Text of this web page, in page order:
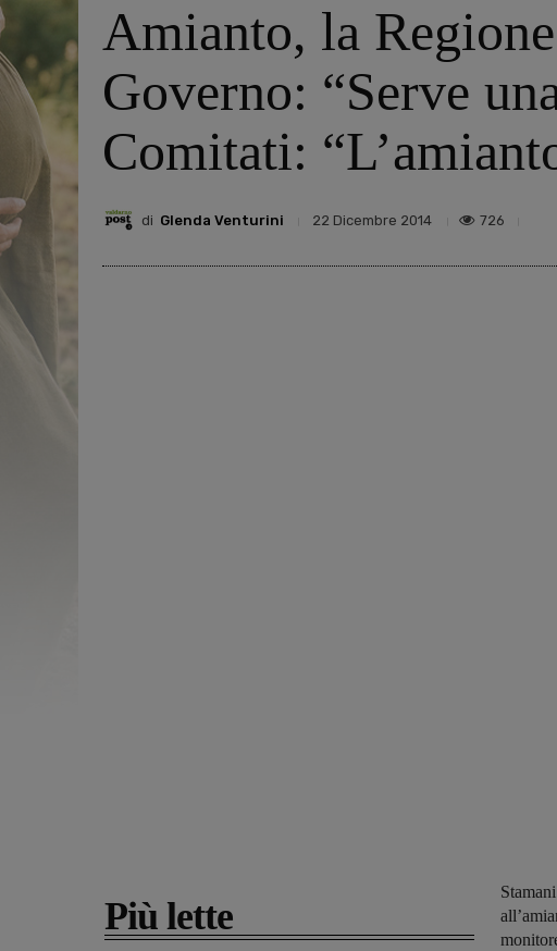
Amianto, la
Governo: “Serve
Comitati:
di Glenda Venturini 22 Dicembre 2014 726
Più lette